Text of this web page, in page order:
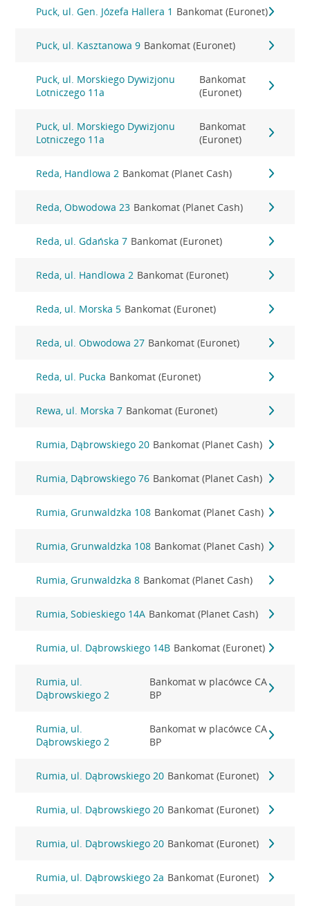
Puck, ul. Gen. Józefa Hallera 1 Bankomat (Euronet)
Puck, ul. Kasztanowa 9 Bankomat (Euronet)
Puck, ul. Morskiego Dywizjonu
Lotniczego 11a
Bankomat
(Euronet)
Puck, ul. Morskiego Dywizjonu
Lotniczego 11a
Bankomat
(Euronet)
Reda, Handlowa 2 Bankomat (Planet Cash)
Reda, Obwodowa 23 Bankomat (Planet Cash)
Reda, ul. Gdańska 7 Bankomat (Euronet)
Reda, ul. Handlowa 2 Bankomat (Euronet)
Reda, ul. Morska 5 Bankomat (Euronet)
Reda, ul. Obwodowa 27 Bankomat (Euronet)
Reda, ul. Pucka Bankomat (Euronet)
Rewa, ul. Morska 7 Bankomat (Euronet)
Rumia, Dąbrowskiego 20 Bankomat (Planet Cash)
Rumia, Dąbrowskiego 76 Bankomat (Planet Cash)
Rumia, Grunwaldzka 108 Bankomat (Planet Cash)
Rumia, Grunwaldzka 108 Bankomat (Planet Cash)
Rumia, Grunwaldzka 8 Bankomat (Planet Cash)
Rumia, Sobieskiego 14A Bankomat (Planet Cash)
Rumia, ul. Dąbrowskiego 14B Bankomat (Euronet)
Rumia, ul.
Dąbrowskiego 2
Bankomat w placówce CA
BP
Rumia, ul.
Dąbrowskiego 2
Bankomat w placówce CA
BP
Rumia, ul. Dąbrowskiego 20 Bankomat (Euronet)
Rumia, ul. Dąbrowskiego 20 Bankomat (Euronet)
Rumia, ul. Dąbrowskiego 20 Bankomat (Euronet)
Rumia, ul. Dąbrowskiego 2a Bankomat (Euronet)